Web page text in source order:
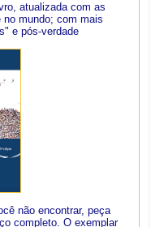
atualizada com as
mundo; com mais
e pós-verdade
não encontrar, peça
completo. O exemplar